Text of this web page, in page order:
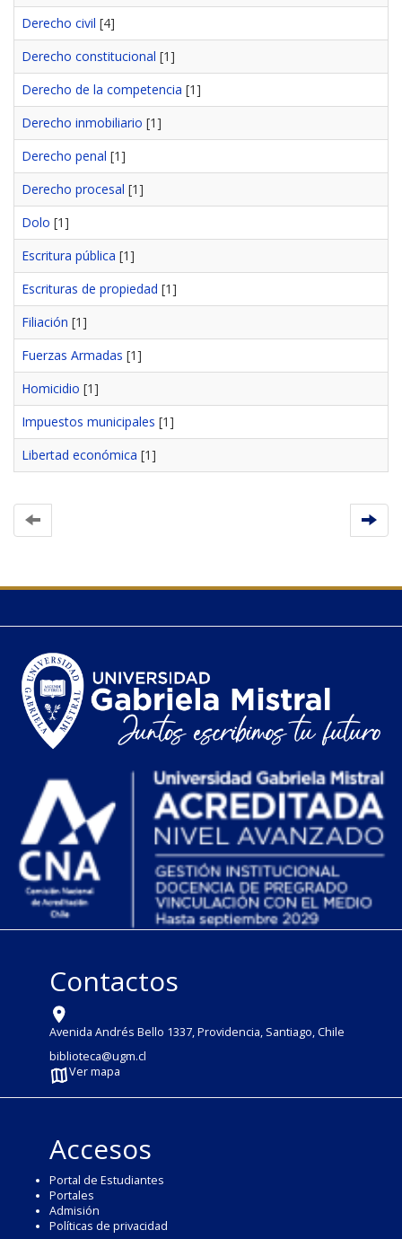
Derecho civil [4]
Derecho constitucional [1]
Derecho de la competencia [1]
Derecho inmobiliario [1]
Derecho penal [1]
Derecho procesal [1]
Dolo [1]
Escritura pública [1]
Escrituras de propiedad [1]
Filiación [1]
Fuerzas Armadas [1]
Homicidio [1]
Impuestos municipales [1]
Libertad económica [1]
Contactos
Avenida Andrés Bello 1337, Providencia, Santiago, Chile
biblioteca@ugm.cl
Ver mapa
Accesos
Portal de Estudiantes
Portales
Admisión
Políticas de privacidad